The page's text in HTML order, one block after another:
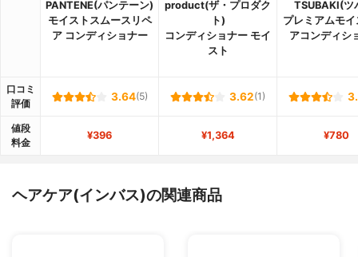
PANTENE(パンテーン)
モイストスムースリペ
ア コンディショナー
product(ザ・プロダク
ト)
コンディショナー モイ
スト
TSUBAKI(ツ
プレミアムモイ
アコンディシ
口コミ
評価
3.64(5) 3.62(1)
値段
料金
¥396 ¥1,364 ¥780
ヘアケア(インバス)の関連商品